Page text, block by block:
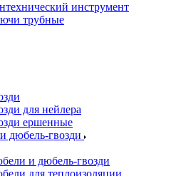
инструмент
трубные
для нейлера
ершенные
дюбель-гвозди
и дюбель-гвозди
для теплоизоляции